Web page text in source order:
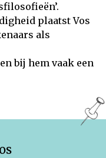
plaatst Vos
als
bij hem vaak een